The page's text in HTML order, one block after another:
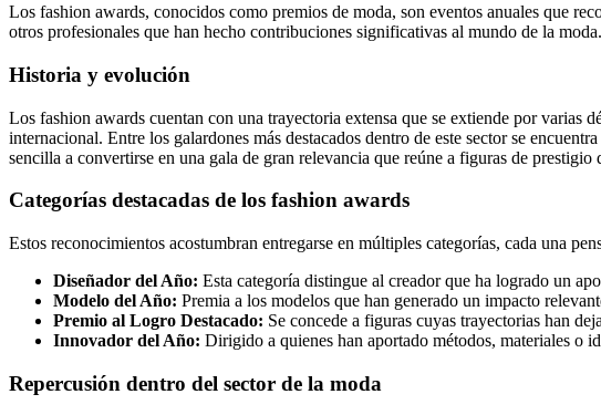
Los fashion awards, conocidos como premios de moda, son eventos anuales que
otros profesionales que han hecho contribuciones significativas al mundo de la
Historia y evolución
Los fashion awards cuentan con una trayectoria extensa que se extiende por varias
internacional. Entre los galardones más destacados dentro de este sector se
sencilla a convertirse en una gala de gran relevancia que reúne a figuras de
Categorías destacadas de los fashion awards
Estos reconocimientos acostumbran entregarse en múltiples categorías, cada una
Diseñador del Año: Esta categoría distingue al creador que ha logrado un
Modelo del Año: Premia a los modelos que han generado un impacto
Premio al Logro Destacado: Se concede a figuras cuyas trayectorias han
Innovador del Año: Dirigido a quienes han aportado métodos, materiales o
Repercusión dentro del sector de la moda